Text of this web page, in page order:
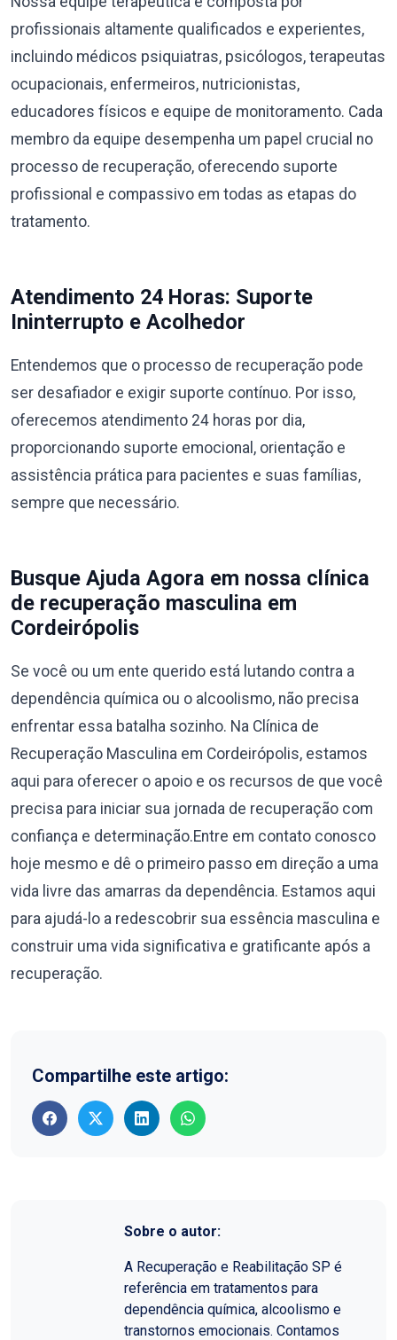
profissionais altamente qualificados e experientes,
incluindo médicos psiquiatras, psicólogos, terapeutas
ocupacionais, enfermeiros, nutricionistas,
educadores físicos e equipe de monitoramento. Cada
membro da equipe desempenha um papel crucial no
processo de recuperação, oferecendo suporte
profissional e compassivo em todas as etapas do
tratamento.
Atendimento 24 Horas: Suporte
Ininterrupto e Acolhedor
Entendemos que o processo de recuperação pode
ser desafiador e exigir suporte contínuo. Por isso,
oferecemos atendimento 24 horas por dia,
proporcionando suporte emocional, orientação e
assistência prática para pacientes e suas famílias,
sempre que necessário.
Busque Ajuda Agora em nossa clínica
de recuperação masculina em
Cordeirópolis
Se você ou um ente querido está lutando contra a
dependência química ou o alcoolismo, não precisa
enfrentar essa batalha sozinho. Na Clínica de
Recuperação Masculina em Cordeirópolis, estamos
aqui para oferecer o apoio e os recursos de que você
precisa para iniciar sua jornada de recuperação com
confiança e determinação.Entre em contato conosco
hoje mesmo e dê o primeiro passo em direção a uma
vida livre das amarras da dependência. Estamos aqui
para ajudá-lo a redescobrir sua essência masculina e
construir uma vida significativa e gratificante após a
recuperação.
Compartilhe este artigo:
Sobre o autor:
A Recuperação e Reabilitação SP é
referência em tratamentos para
dependência química, alcoolismo e
transtornos emocionais. Contamos